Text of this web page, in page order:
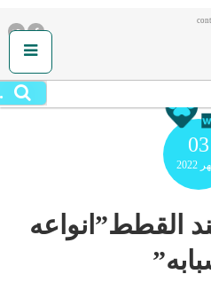
03
2022
القطط”انواعه